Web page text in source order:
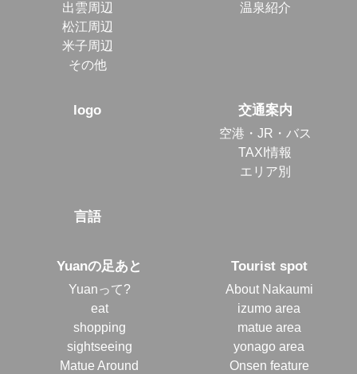
出雲周辺
松江周辺
米子周辺
その他
温泉紹介
logo 交通案内
空港・JR・バス
TAXI情報
エリア別
言語
Yuanの足あと
Yuanって?
eat
shopping
sightseeing
Matue Around
Tourist spot
About Nakaumi
izumo area
matue area
yonago area
Onsen feature